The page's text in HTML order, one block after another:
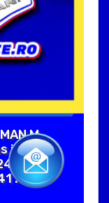
M
in
Ore in
.